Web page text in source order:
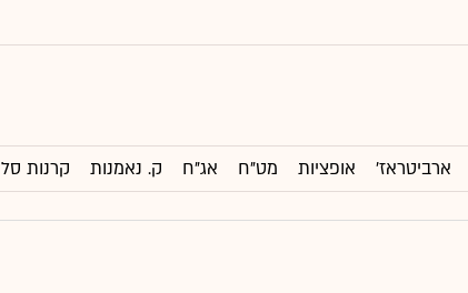
ארביטראז' אופציות מט"ח אג"ח ק. נאמנות קרנות סל